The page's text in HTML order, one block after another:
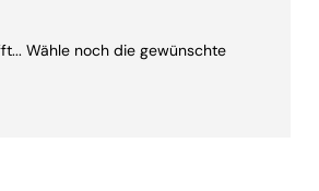
Wähle noch die gewünschte